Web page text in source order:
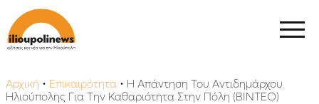
Αρχική • Επικαιρότητα • Η Απάντηση Του Αντιδημάρχου
Ηλιούπολης Για Την Καθαριότητα Στην Πόλη (ΒΙΝΤΕΟ)